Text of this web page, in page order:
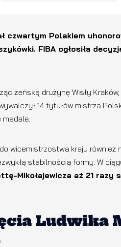
czwartym Polakiem
FIBA ogłosiła
żeńską drużynę Wisły
14 tytułów mistrza
wicemistrzostwa kraju również
stabilnością formy. W
Mikołajewicza aż 21 razy
Ludwika